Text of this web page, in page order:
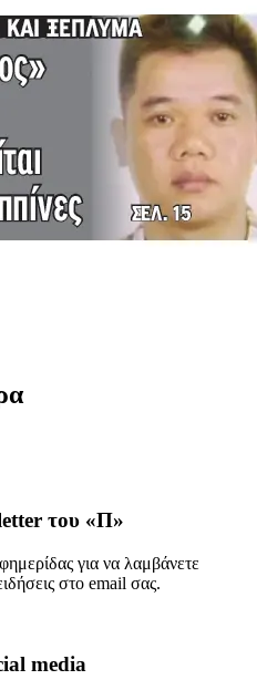
του «Π»
για να λαμβάνετε
στο email σας.
media